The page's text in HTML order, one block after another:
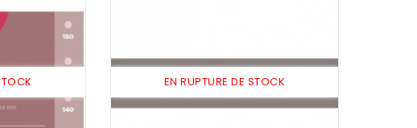
EN RUPTURE DE STOCK